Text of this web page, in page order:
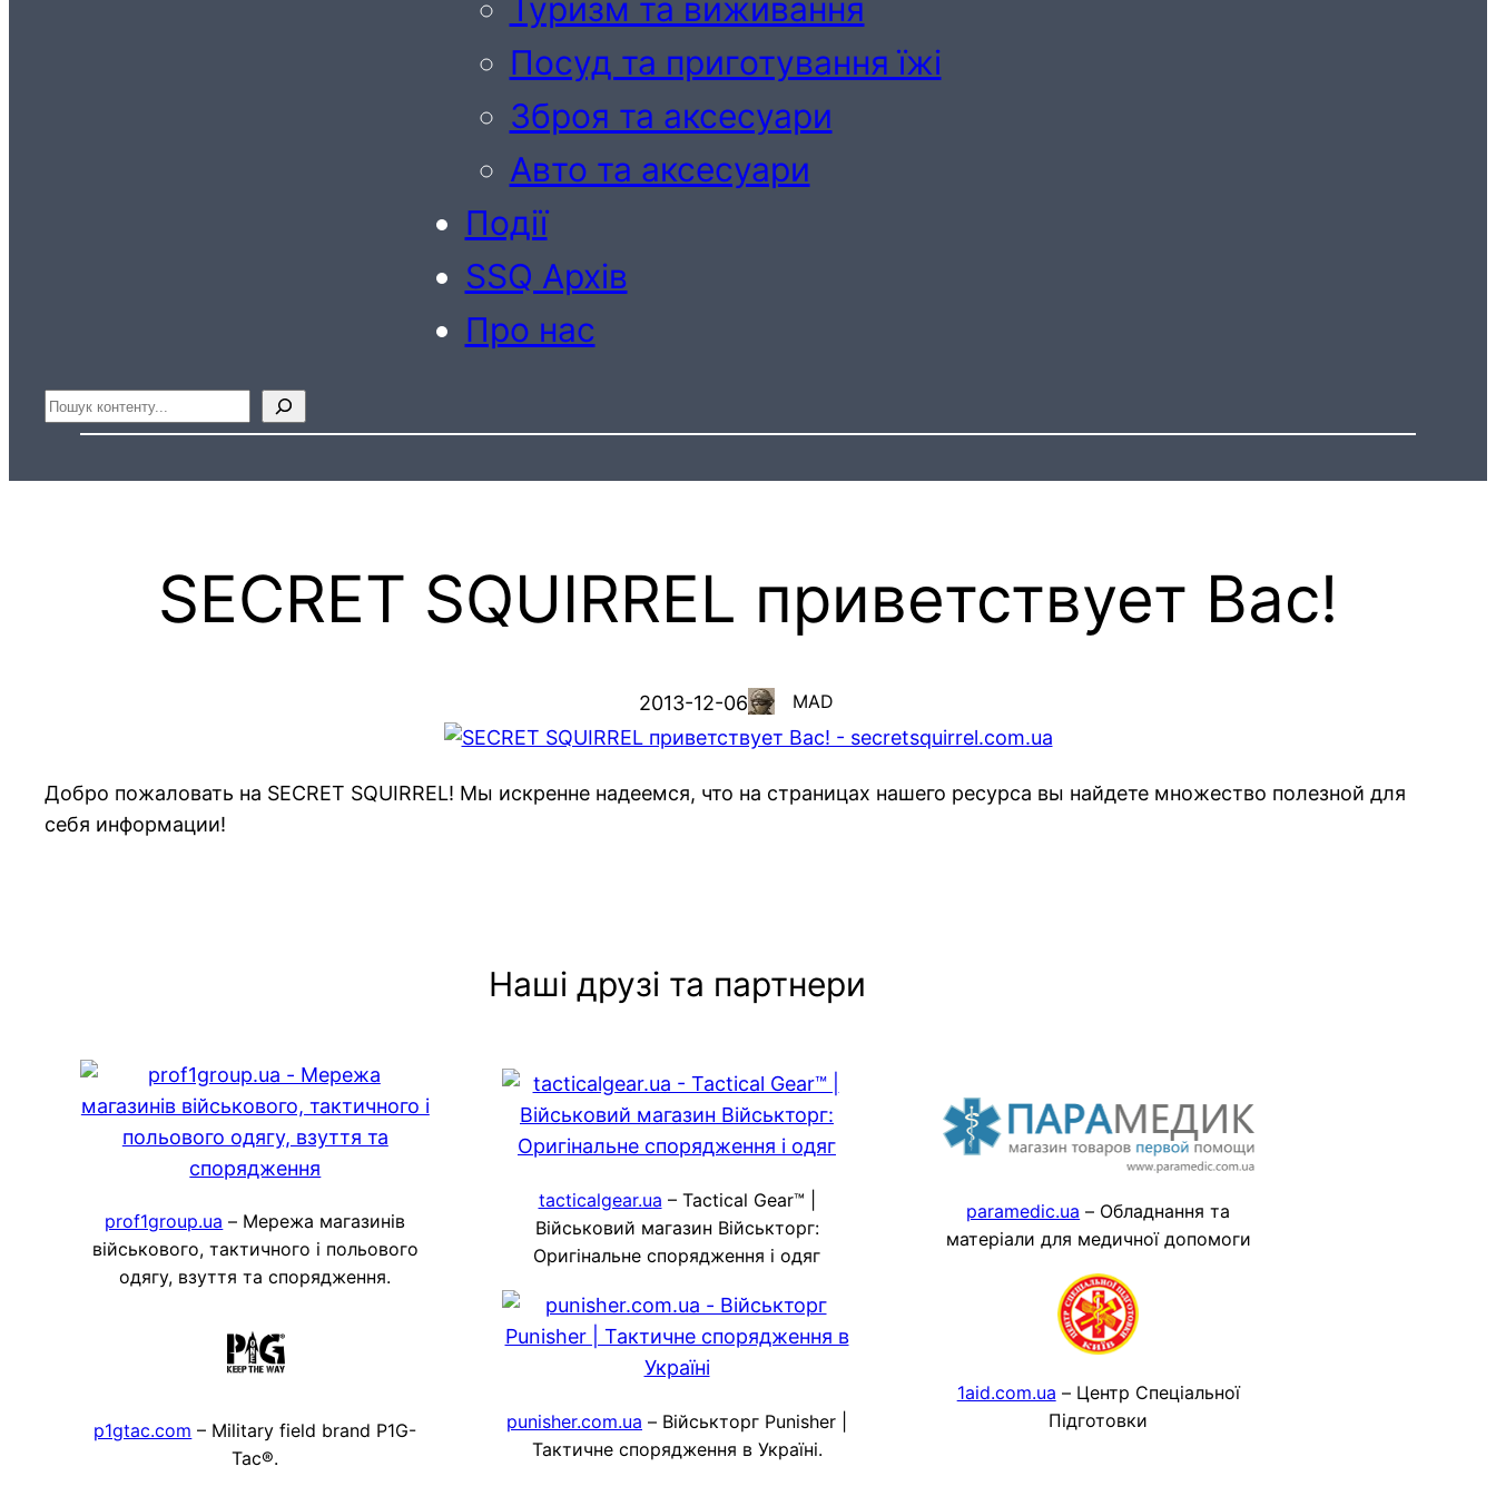
Туризм та виживання
Посуд та приготування їжі
Зброя та аксесуари
Авто та аксесуари
Події
SSQ Архів
Про нас
Пошук
SECRET SQUIRREL приветствует Вас!
2013-12-06 MAD
Добро пожаловать на SECRET SQUIRREL! Мы искренне надеемся, что на страницах нашего ресурса вы найдете множество полезной для
себя информации!
Наші друзі та партнери
prof1group.ua – Мережа магазинів
військового, тактичного і польового
одягу, взуття та спорядження.
p1gtac.com – Military field brand P1G-
Tac®.
tacticalgear.ua – Tactical Gear™ |
Військовий магазин Військторг:
Оригінальне спорядження і одяг
punisher.com.ua – Військторг Punisher |
Тактичне спорядження в Україні.
paramedic.ua – Обладнання та
матеріали для медичної допомоги
1aid.com.ua – Центр Спеціальної
Підготовки